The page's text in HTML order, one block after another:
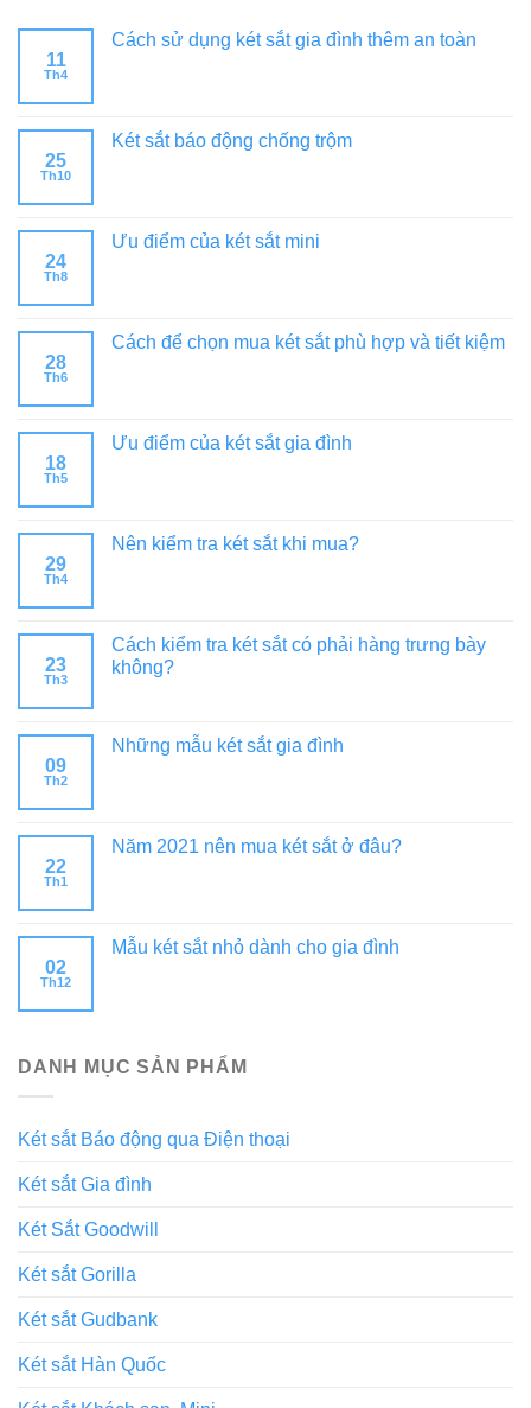
11
Th4
Cách sử dụng két sắt gia đình thêm an toàn
25
Th10
Két sắt báo động chống trộm
24
Th8
Ưu điểm của két sắt mini
28
Th6
Cách để chọn mua két sắt phù hợp và tiết kiệm
18
Th5
Ưu điểm của két sắt gia đình
29
Th4
Nên kiểm tra két sắt khi mua?
23
Th3
Cách kiểm tra két sắt có phải hàng trưng bày
không?
09
Th2
Những mẫu két sắt gia đình
22
Th1
Năm 2021 nên mua két sắt ở đâu?
02
Th12
Mẫu két sắt nhỏ dành cho gia đình
DANH MỤC SẢN PHẨM
Két sắt Báo động qua Điện thoại
Két sắt Gia đình
Két Sắt Goodwill
Két sắt Gorilla
Két sắt Gudbank
Két sắt Hàn Quốc